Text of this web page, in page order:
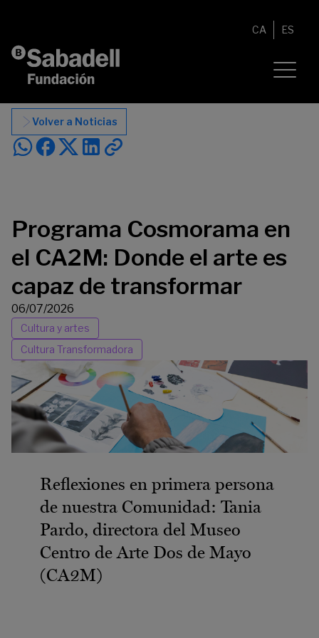
CA ES
Volver a Noticias
Programa Cosmorama en
el CA2M: Donde el arte es
capaz de transformar
06/07/2026
Cultura y artes
Cultura Transformadora
Reflexiones en primera persona
de nuestra Comunidad: Tania
Pardo, directora del Museo
Centro de Arte Dos de Mayo
(CA2M)